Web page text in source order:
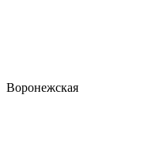
Воронежская